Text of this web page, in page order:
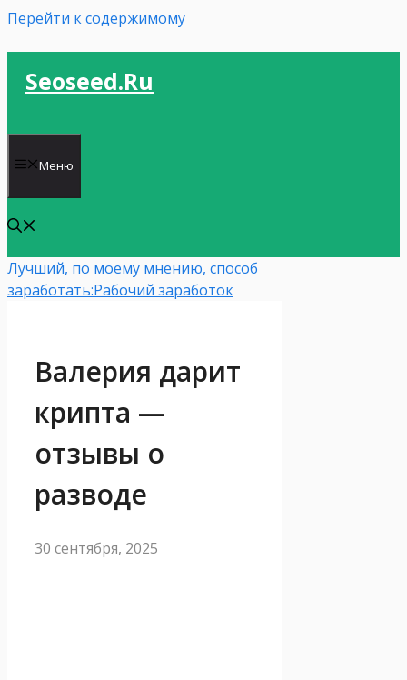
Перейти к содержимому
Seoseed.ru
Меню
Лучший, по моему мнению, способ
заработать:Рабочий заработок
Валерия дарит
крипта —
отзывы о
разводе
30 сентября, 2025